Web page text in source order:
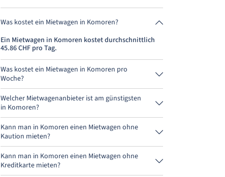
Was kostet ein Mietwagen in Komoren?
Ein Mietwagen in Komoren kostet durchschnittlich
45.86 CHF pro Tag.
Was kostet ein Mietwagen in Komoren pro
Woche?
Ein Mietwagen in Komoren kostet durchschnittlich
320.99 CHF pro Woche (45.86 CHF pro Tag).
Welcher Mietwagenanbieter ist am günstigsten
in Komoren?
DooRental ist in Komoren am günstigsten. Eine
Anmietung kostet 183.42 CHF für 4 Tage.
Kann man in Komoren einen Mietwagen ohne
Kaution mieten?
Nein, leider kann man derzeit in Komoren keinen
Mietwagen ohne Kaution mieten.
Kann man in Komoren einen Mietwagen ohne
Kreditkarte mieten?